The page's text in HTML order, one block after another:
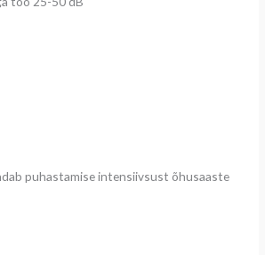
puhastamise intensiivsust õhusaaste